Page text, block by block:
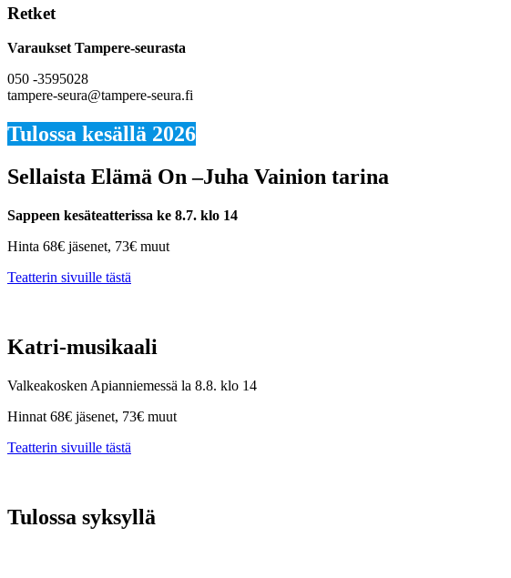
Retket
Varaukset Tampere-seurasta
050 -3595028
tampere-seura@tampere-seura.fi
Tulossa kesällä 2026
Sellaista Elämä On –Juha Vainion tarina
Sappeen kesäteatterissa ke 8.7. klo 14
Hinta 68€ jäsenet, 73€ muut
Teatterin sivuille tästä
Katri-musikaali
Valkeakosken Apianniemessä la 8.8. klo 14
Hinnat 68€ jäsenet, 73€ muut
Teatterin sivuille tästä
Tulossa syksyllä